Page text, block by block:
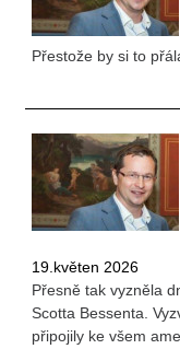
Přestože by si to
19.květen 2026
Přesně tak vyzněla
Scotta Bessenta.
připojily ke všem